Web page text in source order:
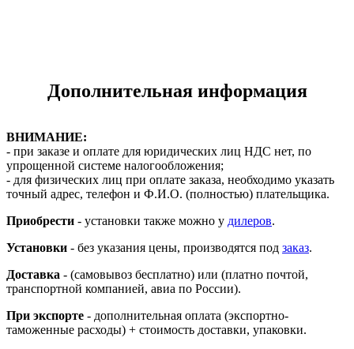
Дополнительная информация
ВНИМАНИЕ:
- при заказе и оплате для юридических лиц НДС нет, по
упрощенной системе налогообложения;
- для физических лиц при оплате заказа, необходимо указать
точный адрес, телефон и Ф.И.О. (полностью) плательщика.
Приобрести - установки также можно у дилеров.
Установки - без указания цены, производятся под заказ.
Доставка - (самовывоз бесплатно) или (платно почтой,
транспортной компанией, авиа по России).
При экспорте - дополнительная оплата (экспортно-
таможенные расходы) + стоимость доставки, упаковки.